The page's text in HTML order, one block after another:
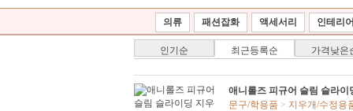
의류 패션잡화 액세서리 인테리
인기순 최근등록순 가격낮은
애니롤즈 피규어 슬림 슬라이
문구/학용품 > 지우개/수정용